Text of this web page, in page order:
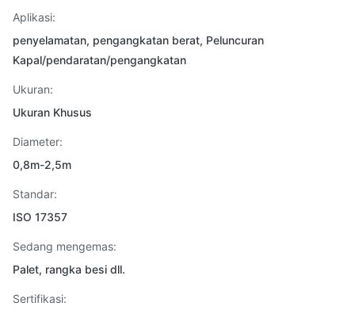
Aplikasi:
penyelamatan, pengangkatan berat, Peluncuran
Kapal/pendaratan/pengangkatan
Ukuran:
Ukuran Khusus
Diameter:
0,8m-2,5m
Standar:
ISO 17357
Sedang mengemas:
Palet, rangka besi dll.
Sertifikasi: